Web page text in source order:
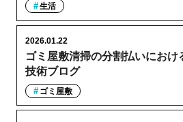
生活
ゴミ屋敷清掃の分割払いにおけ
技術ブログ
2026.01.22
ゴミ屋敷